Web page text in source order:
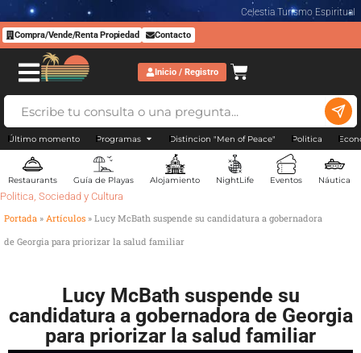
Celestia Turismo Espiritual
Compra/Vende/Renta Propiedad Contacto
Inicio / Registro
Último momento Programas Distincion "Men of Peace" Politica
Restaurants Guía de Playas Alojamiento NightLife Eventos Náutica
Politica, Sociedad y Cultura
Portada » Artículos » Lucy McBath suspende su candidatura a gobernadora
de Georgia para priorizar la salud familiar
Lucy McBath suspende su
candidatura a gobernadora de Georgia
para priorizar la salud familiar